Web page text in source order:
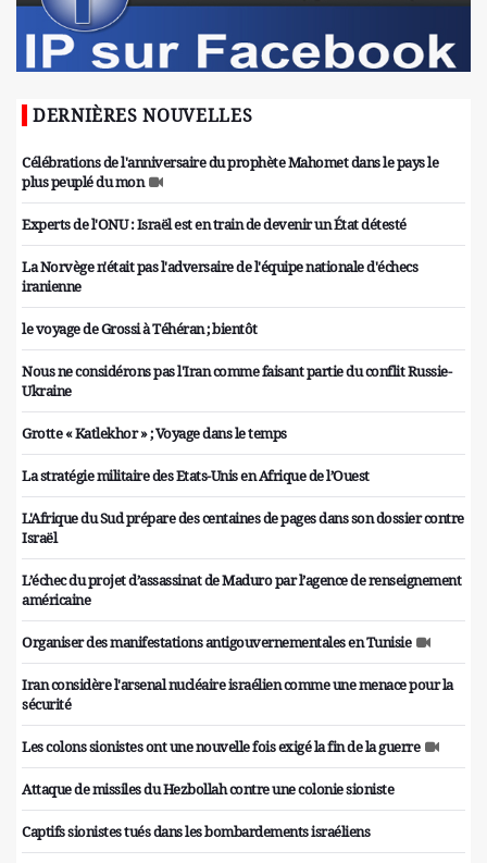
DERNIÈRES NOUVELLES
Célébrations de l'anniversaire du prophète Mahomet dans le pays le
plus peuplé du mon
Experts de l'ONU : Israël est en train de devenir un État détesté
La Norvège n'était pas l'adversaire de l'équipe nationale d'échecs
iranienne
le voyage de Grossi à Téhéran ; bientôt
Nous ne considérons pas l'Iran comme faisant partie du conflit Russie-
Ukraine
Grotte « Katlekhor » ; Voyage dans le temps
La stratégie militaire des Etats-Unis en Afrique de l’Ouest
L'Afrique du Sud prépare des centaines de pages dans son dossier contre
Israël
L’échec du projet d’assassinat de Maduro par l’agence de renseignement
américaine
Organiser des manifestations antigouvernementales en Tunisie
Iran considère l'arsenal nucléaire israélien comme une menace pour la
sécurité
Les colons sionistes ont une nouvelle fois exigé la fin de la guerre
Attaque de missiles du Hezbollah contre une colonie sioniste
Captifs sionistes tués dans les bombardements israéliens